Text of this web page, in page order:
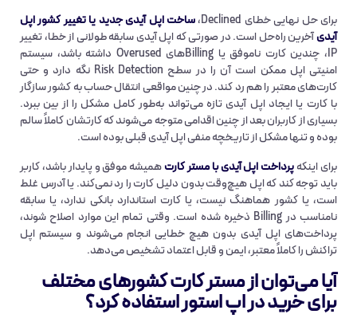
برای حل نهایی خطای Declined،
ساخت اپل آیدی جدید یا تغییر کشور اپل
آیدیآخرین راه‌حل است. در صورتی که اپل آیدی سابقه طولانی از خطا، تغییر
IP، چندین کارت ناموفق یا Billing‌های Overused داشته باشد، سیستم
امنیتی اپل ممکن است آن را در سطح Risk Detection نگه دارد و حتی
کارت‌های معتبر را هم رد کند. در چنین مواقعی انتقال حساب به کشور سازگار
با کارت یا ایجاد اپل آیدی تازه می‌تواند به‌طور کامل مشکل را از بین ببرد.
بسیاری از کاربران بعد از چنین اقدامی متوجه می‌شوند که کارتشان کاملاً سالم
بوده و تنها مشکل از تاریخچه منفی اپل آیدی قبلی بوده است.
برای اینکهپرداخت اپل آیدی با مستر کارتهمیشه موفق و پایدار باشد، کاربر
باید توجه کند که اپل هیچ‌وقت بدون دلیل کارت را رد نمی‌کند. یا آدرس غلط
است، یا کشور هماهنگ نیست، یا کارت استاندارد بانکی ندارد، یا سابقه
نامناسب در Billing ذخیره شده است. وقتی تمام این موارد اصلاح شوند،
پرداخت‌های اپل آیدی بدون هیچ خطایی انجام می‌شوند و سیستم اپل
تراکنش را کاملاً معتبر، ایمن و قابل اعتماد تشخیص می‌دهد.
آیا می‌توان ازمستر کارت کشورهای مختلف
برای خرید در اپ استور استفاده کرد؟